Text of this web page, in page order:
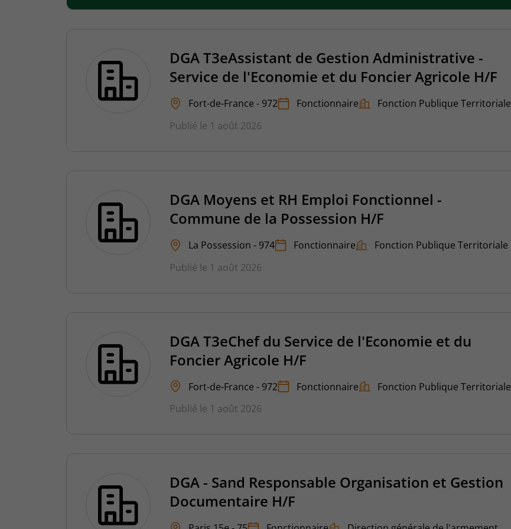
DGA T3eAssistant de Gestion Administrative -
Service de l'Economie et du Foncier Agricole H/F
Fort-de-France - 972 Fonctionnaire
Fonction Publique Territoriale
Publié le 1 août 2026
DGA Moyens et RH Emploi Fonctionnel -
Commune de la Possession H/F
La Possession - 974 Fonctionnaire
Fonction Publique Territoriale
Publié le 1 août 2026
DGA T3eChef du Service de l'Economie et du
Foncier Agricole H/F
Fort-de-France - 972 Fonctionnaire
Fonction Publique Territoriale
Publié le 1 août 2026
DGA - Sand Responsable Organisation et Gestion
Documentaire H/F